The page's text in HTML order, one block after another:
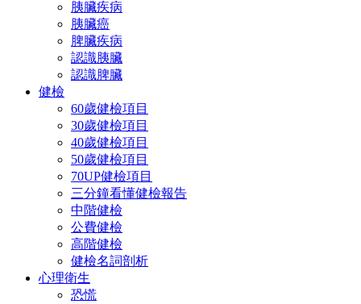
胰臟疾病
胰臟癌
脾臟疾病
認識胰臟
認識脾臟
健檢
60歲健檢項目
30歲健檢項目
40歲健檢項目
50歲健檢項目
70UP健檢項目
三分鐘看懂健檢報告
中階健檢
公費健檢
高階健檢
健檢名詞剖析
心理衛生
恐慌